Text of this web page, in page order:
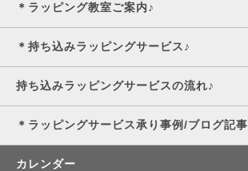
＊ラッピング教室ご案内♪
＊持ち込みラッピングサービス♪
持ち込みラッピングサービスの流れ♪
＊ラッピングサービス承り事例/ブログ記事
カレンダー